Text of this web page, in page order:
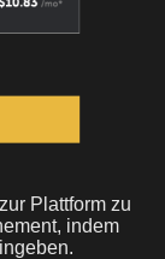
Plattform zu
indem